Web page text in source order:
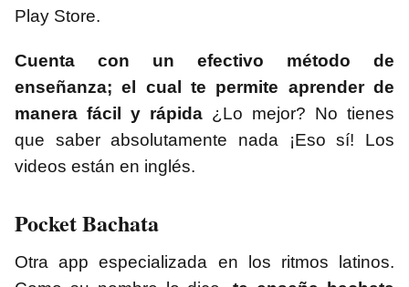
Play Store.
Cuenta con un efectivo método de
enseñanza; el cual te permite aprender de
manera fácil y rápida ¿Lo mejor? No tienes
que saber absolutamente nada ¡Eso sí! Los
videos están en inglés.
Pocket Bachata
Otra app especializada en los ritmos latinos.